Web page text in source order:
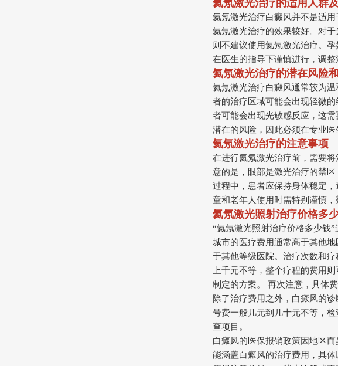
氦氖激光治疗的适用人群
氦氖激光治疗白癜风并不是适
氦氖激光治疗的效果较好。对
则不建议使用氦氖激光治疗。
在医生的指导下谨慎进行，调整
氦氖激光治疗的潜在风险
氦氖激光治疗白癜风通常较为
者的治疗区域可能会出现轻微
者可能会出现光敏感反应，这
潜在的风险，因此必须在专业
氦氖激光治疗的注意事项
在进行氦氖激光治疗前，需要
意的是，眼部是激光治疗的禁
过程中，患者应保持身体稳定
童和老年人使用时需特别谨慎，
氦氖激光照射治疗价格多
“氦氖激光照射治疗价格多少钱
城市的医疗费用通常高于其他
于其他等级医院。治疗次数和
上千元不等，整个疗程的费用
制定的方案。 再次注意，具体
除了治疗费用之外，白癜风的
号费一般几元到几十元不等，
查项目。
白癜风的医保报销政策因地区
能涵盖白癜风的治疗费用，具体